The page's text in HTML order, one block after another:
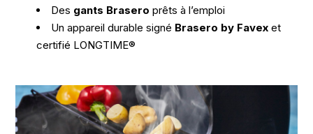
Des gants Brasero prêts à l’emploi
Un appareil durable signé Brasero by Favex et
certifié LONGTIME®